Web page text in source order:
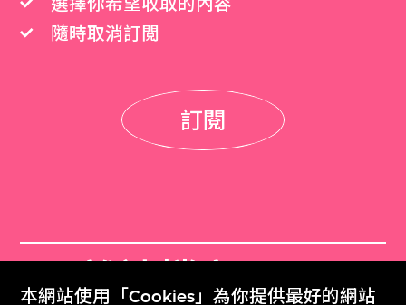
本網站使用「Cookies」為你提供最好的網站
選擇你希望收取的內容
隨時取消訂閲
訂閱
M+雜誌檔案